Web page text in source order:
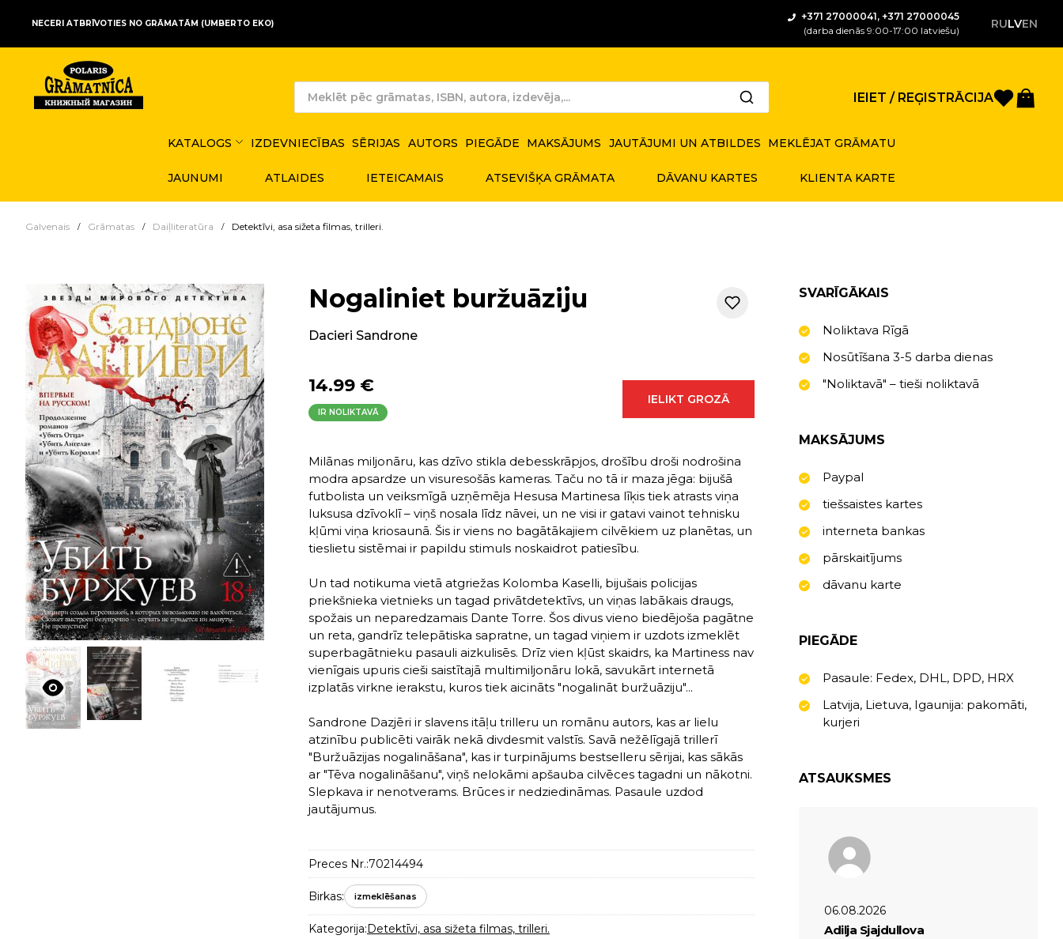
NECERI ATBRĪVOTIES NO GRĀMATĀM (UMBERTO EKO)
+371 27000041, +371 27000045
(darba dienās 9:00-17:00 latviešu)
RULVEN
IEIET / REĢISTRĀCIJA
KATALOGS IZDEVNIECĪBAS SĒRIJAS AUTORS PIEGĀDE MAKSĀJUMS JAUTĀJUMI UN ATBILDES MEKLĒJAT GRĀMATU
JAUNUMI ATLAIDES IETEICAMAIS ATSEVIŠĶA GRĀMATA DĀVANU KARTES KLIENTA KARTE
Galvenais Grāmatas Daiļliteratūra Detektīvi, asa sižeta filmas, trilleri.
Nogaliniet buržuāziju
Dacieri Sandrone
14.99 €
IR NOLIKTAVĀ
IELIKT GROZĀ
Milānas miljonāru, kas dzīvo stikla debesskrāpjos, drošību droši nodrošina
modra apsardze un visuresošās kameras. Taču no tā ir maza jēga: bijušā
futbolista un veiksmīgā uzņēmēja Hesusa Martinesa līķis tiek atrasts viņa
luksusa dzīvoklī – viņš nosala līdz nāvei, un ne visi ir gatavi vainot tehnisku
kļūmi viņa kriosaunā. Šis ir viens no bagātākajiem cilvēkiem uz planētas, un
tieslietu sistēmai ir papildu stimuls noskaidrot patiesību.
Un tad notikuma vietā atgriežas Kolomba Kaselli, bijušais policijas
priekšnieka vietnieks un tagad privātdetektīvs, un viņas labākais draugs,
spožais un neparedzamais Dante Torre. Šos divus vieno biedējoša pagātne
un reta, gandrīz telepātiska sapratne, un tagad viņiem ir uzdots izmeklēt
superbagātnieku pasauli aizkulisēs. Drīz vien kļūst skaidrs, ka Martiness nav
vienīgais upuris cieši saistītajā multimiljonāru lokā, savukārt internetā
izplatās virkne ierakstu, kuros tiek aicināts "nogalināt buržuāziju"...
Sandrone Dazjēri ir slavens itāļu trilleru un romānu autors, kas ar lielu
atzinību publicēti vairāk nekā divdesmit valstīs. Savā nežēlīgajā trillerī
"Buržuāzijas nogalināšana", kas ir turpinājums bestselleru sērijai, kas sākās
ar "Tēva nogalināšanu", viņš nelokāmi apšauba cilvēces tagadni un nākotni.
Slepkava ir nenotverams. Brūces ir nedziedināmas. Pasaule uzdod
jautājumus.
Preces Nr.:70214494
Birkas: izmeklēšanas
Kategorija:Detektīvi, asa sižeta filmas, trilleri.
SVARĪGĀKAIS
Noliktava Rīgā
Nosūtīšana 3-5 darba dienas
"Noliktavā" – tieši noliktavā
MAKSĀJUMS
Paypal
tiešsaistes kartes
interneta bankas
pārskaitījums
dāvanu karte
PIEGĀDE
Pasaule: Fedex, DHL, DPD, HRX
Latvija, Lietuva, Igaunija: pakomāti,
kurjeri
ATSAUKSMES
06.08.2026
Adilja Sjajdullova